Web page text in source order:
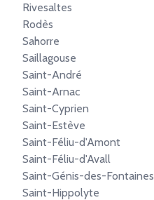
Rivesaltes
Rodès
Sahorre
Saillagouse
Saint-André
Saint-Arnac
Saint-Cyprien
Saint-Estève
Saint-Féliu-d'Amont
Saint-Féliu-d'Avall
Saint-Génis-des-Fontaines
Saint-Hippolyte